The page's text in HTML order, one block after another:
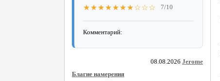
★★★★★★★☆☆☆ 7/10
Комментарий:
08.08.2026 Jerome
Благие намерения